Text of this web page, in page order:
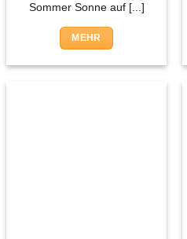
Sommer Sonne auf [...]
MEHR